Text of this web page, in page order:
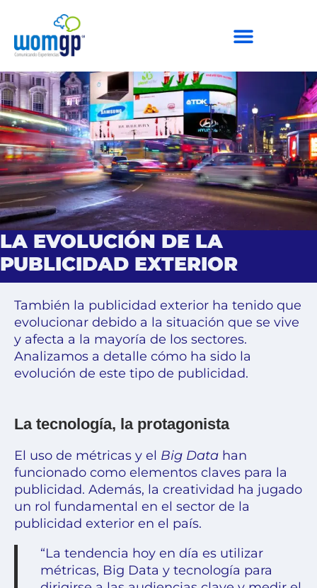
LA EVOLUCIÓN DE LA
PUBLICIDAD EXTERIOR
También la publicidad exterior ha tenido que
evolucionar debido a la situación que se vive
y afecta a la mayoría de los sectores.
Analizamos a detalle cómo ha sido la
evolución de este tipo de publicidad.
La tecnología, la protagonista
El uso de métricas y el Big Data han
funcionado como elementos claves para la
publicidad. Además, la creatividad ha jugado
un rol fundamental en el sector de la
publicidad exterior en el país.
“La tendencia hoy en día es utilizar
métricas, Big Data y tecnología para